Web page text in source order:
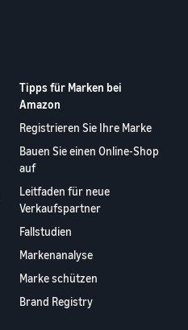
Tipps für Marken bei
Amazon
Registrieren Sie Ihre Marke
Bauen Sie einen Online-Shop
auf
Leitfaden für neue
Verkaufspartner
Fallstudien
Markenanalyse
Marke schützen
Brand Registry